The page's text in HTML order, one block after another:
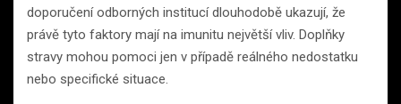
doporučení odborných institucí dlouhodobě ukazují, že
právě tyto faktory mají na imunitu největší vliv. Doplňky
stravy mohou pomoci jen v případě reálného nedostatku
nebo specifické situace.